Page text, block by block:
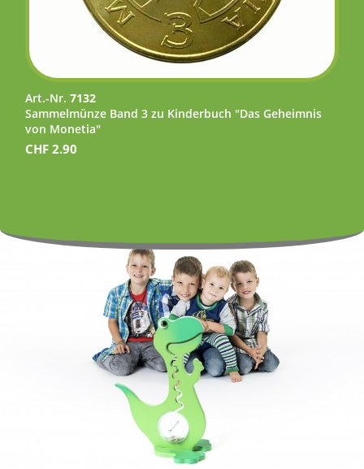
Art.-Nr. 7132
Sammelmünze Band 3 zu Kinderbuch "Das Geheimnis
von Monetia"
CHF 2.90